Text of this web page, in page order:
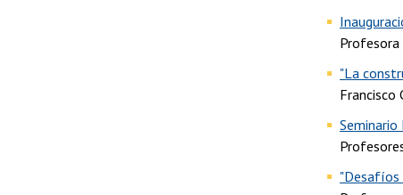
Profesora
"La
Francisco
"Desafíos